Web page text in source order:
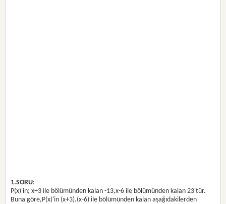
1.SORU:
P(x)'in; x+3 ile bölümünden kalan -13,x-6 ile bölümünden kalan 23'tür.
Buna göre,P(x)'in (x+3).(x-6) ile bölümünden kalan aşağıdakilerden